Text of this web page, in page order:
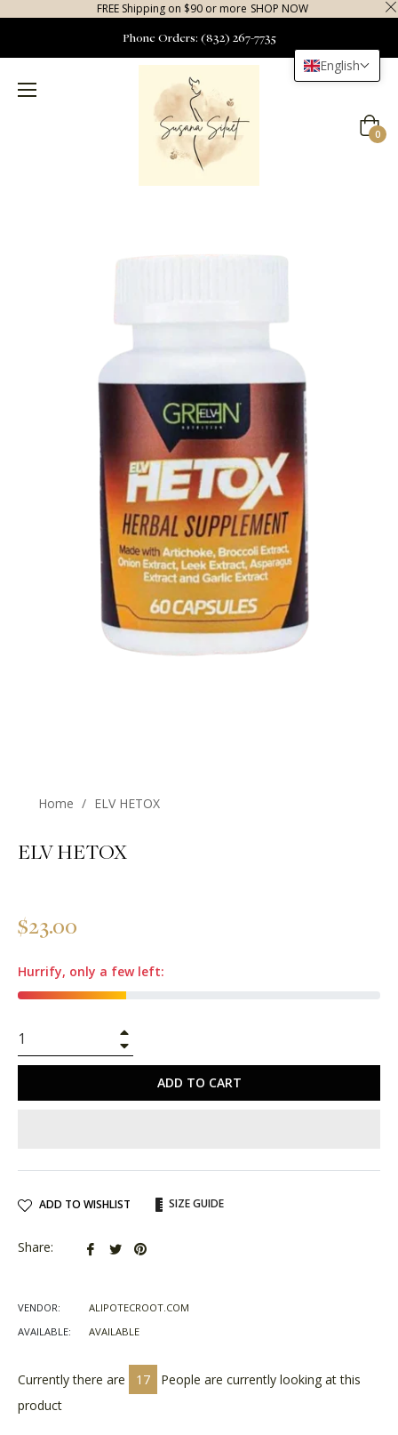
FREE Shipping on $90 or more SHOP NOW
Phone Orders: (832) 267-7735
Cart
0
Home / ELV HETOX
ELV HETOX
Regular
price
$23.00
Hurrify, only a few left:
ADD TO CART
ADD TO WISHLIST SIZE GUIDE
Share:
Share Tweet
Pin
VENDOR:
ALIPOTECROOT.COM
AVAILABLE:
AVAILABLE
Currently there are 17
People are currently looking at this
product
English